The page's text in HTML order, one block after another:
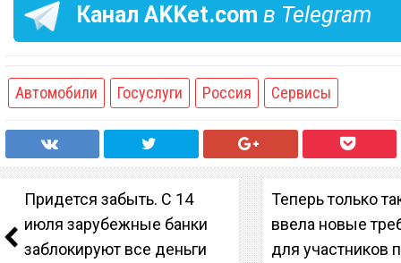
Канал AKKet.com в Telegram
Автомобили Госуслуги Россия Сервисы
Придется забыть. С 14
июля зарубежные банки
заблокируют все деньги
Теперь только
ввела новые
для участников